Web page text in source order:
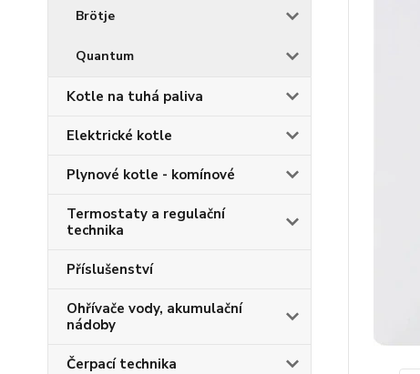
Brötje
Quantum
Kotle na tuhá paliva
Elektrické kotle
Plynové kotle - komínové
Termostaty a regulační
technika
Příslušenství
Ohřívače vody, akumulační
nádoby
Čerpací technika